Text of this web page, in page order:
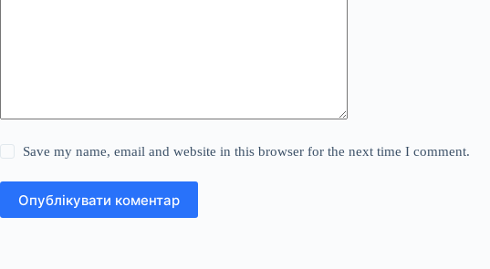
Save my name, email and website in this browser for the next time I comment.
Опублікувати коментар